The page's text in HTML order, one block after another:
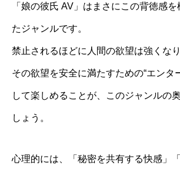
「娘の彼氏 AV」はまさにこの背徳感
たジャンルです。
禁止されるほどに人間の欲望は強くなり
その欲望を安全に満たすための“エンタ
して楽しめることが、このジャンルの
しょう。
心理的には、「秘密を共有する快感」